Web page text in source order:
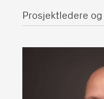
Prosjektledere